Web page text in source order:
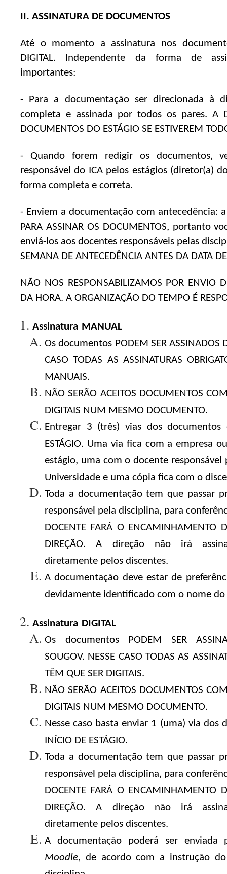
II. ASSINATURA DE DOCUMENTOS
Até o momento a assinatura nos
DIGITAL. Independente da forma de
importantes:
- Para a documentação ser direcionada à
completa e assinada por todos os pares. A
DOCUMENTOS DO ESTÁGIO SE ESTIVEREM
- Quando forem redigir os documentos,
responsável do ICA pelos estágios (diretor(a)
forma completa e correta.
- Enviem a documentação com antecedência:
PARA ASSINAR OS DOCUMENTOS, portanto
enviá-los aos docentes responsáveis pelas
SEMANA DE ANTECEDÊNCIA ANTES DA DATA
NÃO NOS RESPONSABILIZAMOS POR ENVIO
DA HORA. A ORGANIZAÇÃO DO TEMPO É
Assinatura MANUAL
Os documentos PODEM SER ASSINADOS
CASO TODAS AS ASSINATURAS
MANUAIS.
NÃO SERÃO ACEITOS DOCUMENTOS
DIGITAIS NUM MESMO DOCUMENTO.
Entregar 3 (três) vias dos documentos
ESTÁGIO. Uma via fica com a empresa
estágio, uma com o docente
Universidade e uma cópia fica com o
Toda a documentação tem que passar
responsável pela disciplina, para
DOCENTE FARÁ O ENCAMINHAMENTO
DIREÇÃO. A direção não irá
diretamente pelos discentes.
A documentação deve estar de
devidamente identificado com o nome do
Assinatura DIGITAL
Os documentos PODEM SER
SOUGOV. NESSE CASO TODAS AS
TÊM QUE SER DIGITAIS.
NÃO SERÃO ACEITOS DOCUMENTOS
DIGITAIS NUM MESMO DOCUMENTO.
Nesse caso basta enviar 1 (uma) via dos
INÍCIO DE ESTÁGIO.
Toda a documentação tem que passar
responsável pela disciplina, para
DOCENTE FARÁ O ENCAMINHAMENTO
DIREÇÃO. A direção não irá
diretamente pelos discentes.
A documentação poderá ser
Moodle, de acordo com a instrução do